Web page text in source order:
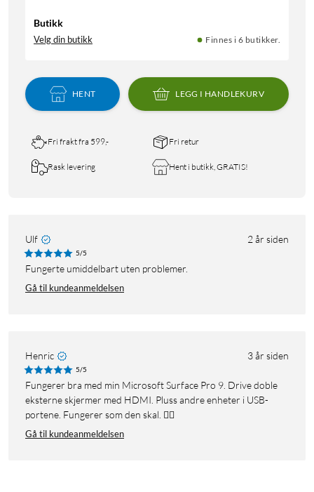
Butikk
Velg din butikk Finnes i 6 butikker.
HENT LEGG I HANDLEKURV
Fri frakt fra 599,- Fri retur
Rask levering Hent i butikk, GRATIS!
Ulf 2 år siden
5/5
Fungerte umiddelbart uten problemer.
Gå til kundeanmeldelsen
Henric 3 år siden
5/5
Fungerer bra med min Microsoft Surface Pro 9. Drive doble
eksterne skjermer med HDMI. Pluss andre enheter i USB-
portene. Fungerer som den skal. 👍🏼
Gå til kundeanmeldelsen